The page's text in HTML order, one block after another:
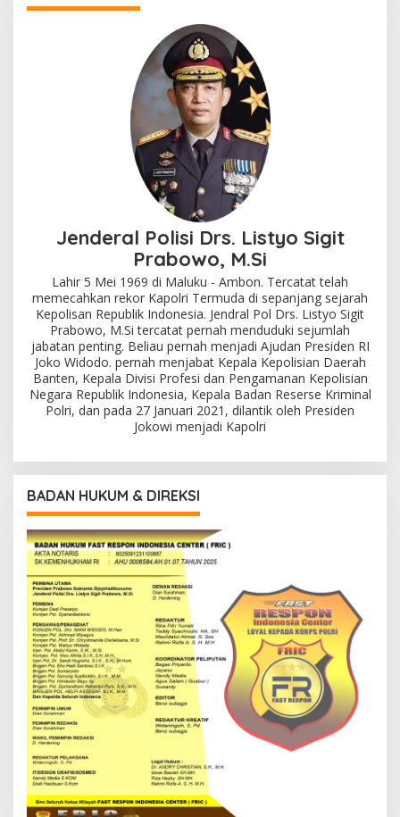
Jenderal Polisi Drs. Listyo Sigit
Prabowo, M.Si
Lahir 5 Mei 1969 di Maluku - Ambon. Tercatat telah
memecahkan rekor Kapolri Termuda di sepanjang sejarah
Kepolisan Republik Indonesia. Jendral Pol Drs. Listyo Sigit
Prabowo, M.Si tercatat pernah menduduki sejumlah
jabatan penting. Beliau pernah menjadi Ajudan Presiden RI
Joko Widodo. pernah menjabat Kepala Kepolisian Daerah
Banten, Kepala Divisi Profesi dan Pengamanan Kepolisian
Negara Republik Indonesia, Kepala Badan Reserse Kriminal
Polri, dan pada 27 Januari 2021, dilantik oleh Presiden
Jokowi menjadi Kapolri
BADAN HUKUM & DIREKSI